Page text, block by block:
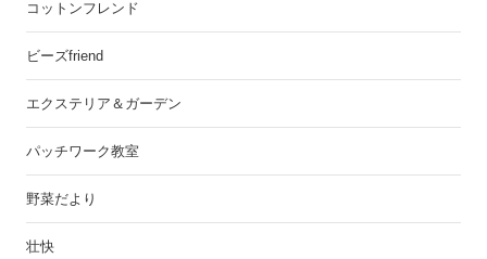
コットンフレンド
ビーズfriend
エクステリア＆ガーデン
パッチワーク教室
野菜だより
壮快